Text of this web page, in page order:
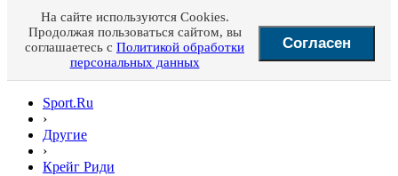
На сайте используются Cookies.
Продолжая пользоваться сайтом, вы
соглашаетесь с Политикой обработки
персональных данных
Согласен
Sport.Ru
›
Другие
›
Крейг Риди